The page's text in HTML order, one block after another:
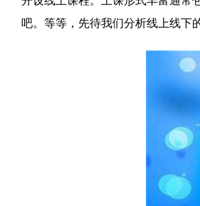
吧。等等，先待我们分析线上线下